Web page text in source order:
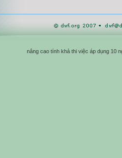
nâng cao tính khả thi việc áp dụng 10